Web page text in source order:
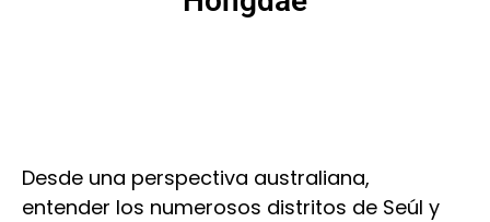
Desde una perspectiva australiana,
entender los numerosos distritos de Seúl y